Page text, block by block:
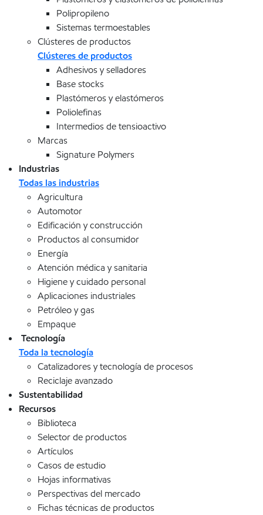
Polipropileno
Sistemas termoestables
Clústeres de productos
Clústeres de productos
Adhesivos y selladores
Base stocks
Plastómeros y elastómeros
Poliolefinas
Intermedios de tensioactivo
Marcas
Signature Polymers
Industrias
Todas las industrias
Agricultura
Automotor
Edificación y construcción
Productos al consumidor
Energía
Atención médica y sanitaria
Higiene y cuidado personal
Aplicaciones industriales
Petróleo y gas
Empaque
Tecnología
Toda la tecnología
Catalizadores y tecnología de procesos
Reciclaje avanzado
Sustentabilidad
Recursos
Biblioteca
Selector de productos
Artículos
Casos de estudio
Hojas informativas
Perspectivas del mercado
Fichas técnicas de productos